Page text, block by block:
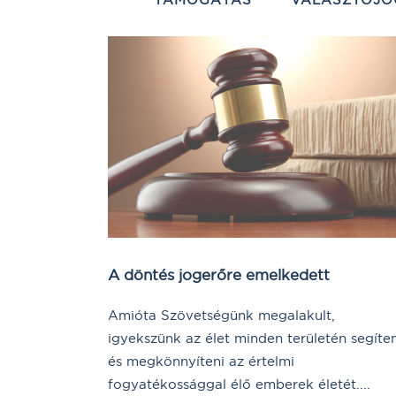
A döntés jogerőre emelkedett
Amióta Szövetségünk megalakult,
igyekszünk az élet minden területén
és megkönnyíteni az értelmi
fogyatékossággal élő emberek életét....